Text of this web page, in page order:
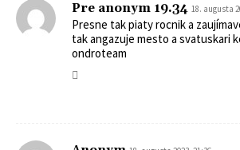
Pre anonym 19.34 18. augusta
Presne tak piaty rocnik a
tak angazuje mesto a svatuskari
ondroteam